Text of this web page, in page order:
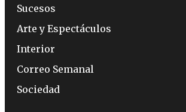
Sucesos
Arte y Espectáculos
Interior
Correo Semanal
Sociedad